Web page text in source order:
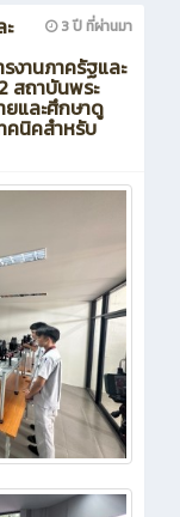
3 ปี ที่ผ่านมา
งานภาครัฐและ
สถาบันพระ
ยและศึกษาดู
คนิคสำหรับ